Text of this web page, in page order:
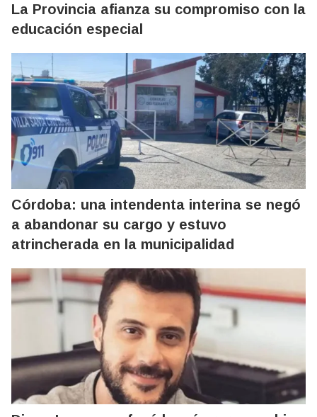
La Provincia afianza su compromiso con la
educación especial
Córdoba: una intendenta interina se negó
a abandonar su cargo y estuvo
atrincherada en la municipalidad